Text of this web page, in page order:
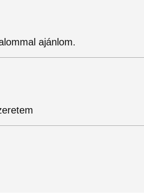
ajánlom.